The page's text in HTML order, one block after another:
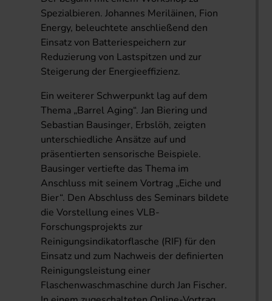
Spezialbieren. Johannes Meriläinen, Fion
Energy, beleuchtete anschließend den
Einsatz von Batteriespeichern zur
Reduzierung von Lastspitzen und zur
Steigerung der Energieeffizienz.
Ein weiterer Schwerpunkt lag auf dem
Thema „Barrel Aging“. Jan Biering und
Sebastian Bausinger, Erbslöh, zeigten
unterschiedliche Ansätze auf und
präsentierten sensorische Beispiele.
Bausinger vertiefte das Thema im
Anschluss mit seinem Vortrag „Eiche und
Bier“. Den Abschluss des Seminars bildete
die Vorstellung eines VLB-
Forschungsprojekts zur
Reinigungsindikatorflasche (RIF) für den
Einsatz und zum Nachweis der definierten
Reinigungsleistung einer
Flaschenwaschmaschine durch Jan Fischer.